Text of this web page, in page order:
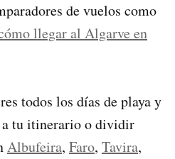
de vuelos como
llegar al Algarve en
todos los días de playa y
a tu itinerario o dividir
Albufeira, Faro, Tavira,